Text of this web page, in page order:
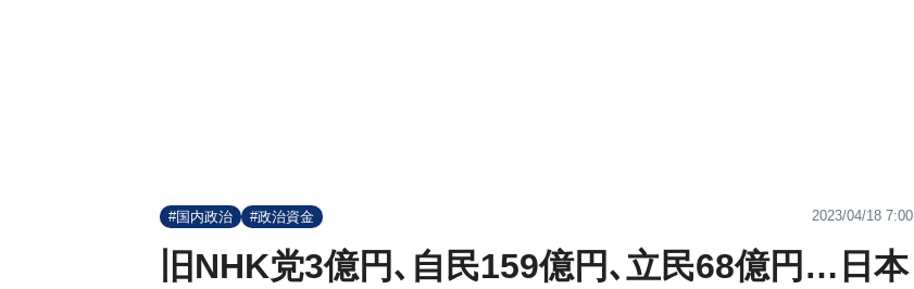
#国内政治 #政治資金 2023/04/18 7:00
旧NHK党3億円､自民159億円､立民68億円…日本